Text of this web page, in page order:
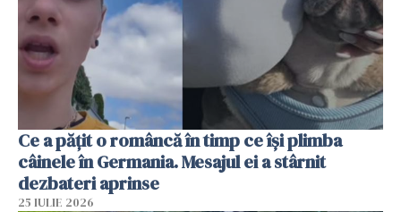
Ce a pățit o româncă în timp ce își plimba
câinele în Germania. Mesajul ei a stârnit
dezbateri aprinse
25 IULIE 2026